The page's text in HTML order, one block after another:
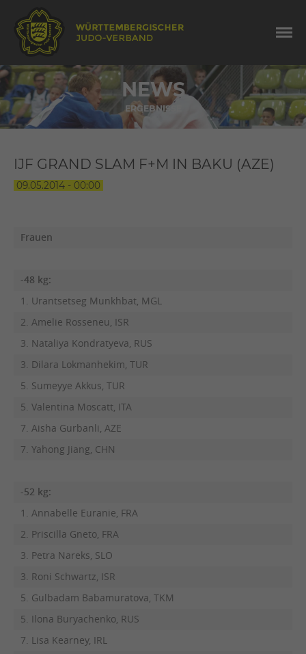
NEWS
ERGEBNISSE
IJF GRAND SLAM F+M IN BAKU (AZE)
09.05.2014 - 00:00
Frauen
-48 kg:
1. Urantsetseg Munkhbat, MGL
2. Amelie Rosseneu, ISR
3. Nataliya Kondratyeva, RUS
3. Dilara Lokmanhekim, TUR
5. Sumeyye Akkus, TUR
5. Valentina Moscatt, ITA
7. Aisha Gurbanli, AZE
7. Yahong Jiang, CHN
-52 kg:
1. Annabelle Euranie, FRA
2. Priscilla Gneto, FRA
3. Petra Nareks, SLO
3. Roni Schwartz, ISR
5. Gulbadam Babamuratova, TKM
5. Ilona Buryachenko, RUS
7. Lisa Kearney, IRL